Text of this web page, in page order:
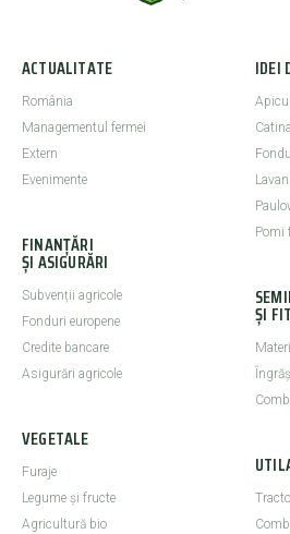
ACTUALITATE
România
Managementul fermei
Extern
Evenimente
FINANȚĂRI
ȘI ASIGURĂRI
Subvenții agricole
Fonduri europene
Credite bancare
Asigurări agricole
VEGETALE
Furaje
Legume şi fructe
Agricultură bio
IDEI
Catina
Pomi
ȘI